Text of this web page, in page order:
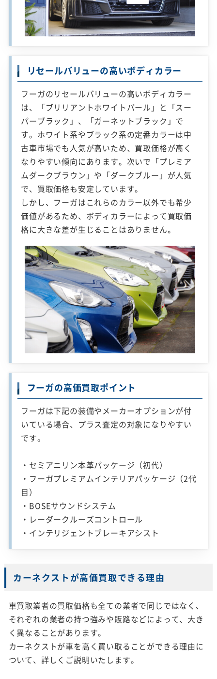
リセールバリューの高いボディカラー
フーガのリセールバリューの高いボディカラー
は、「ブリリアントホワイトパール」と「スー
パーブラック」、「ガーネットブラック」で
す。ホワイト系やブラック系の定番カラーは中
古車市場でも人気が高いため、買取価格が高く
なりやすい傾向にあります。次いで「プレミア
ムダークブラウン」や「ダークブルー」が人気
で、買取価格も安定しています。
しかし、フーガはこれらのカラー以外でも希少
価値があるため、ボディカラーによって買取価
格に大きな差が生じることはありません。
フーガの高価買取ポイント
フーガは下記の装備やメーカーオプションが付
いている場合、プラス査定の対象になりやすい
です。
・セミアニリン本革パッケージ（初代）
・フーガプレミアムインテリアパッケージ（2代
目）
・BOSEサウンドシステム
・レーダークルーズコントロール
・インテリジェントブレーキアシスト
カーネクストが高価買取できる理由
車買取業者の買取価格も全ての業者で同じではなく、
それぞれの業者の持つ強みや販路などによって、大き
く異なることがあります。
カーネクストが車を高く買い取ることができる理由に
ついて、詳しくご説明いたします。